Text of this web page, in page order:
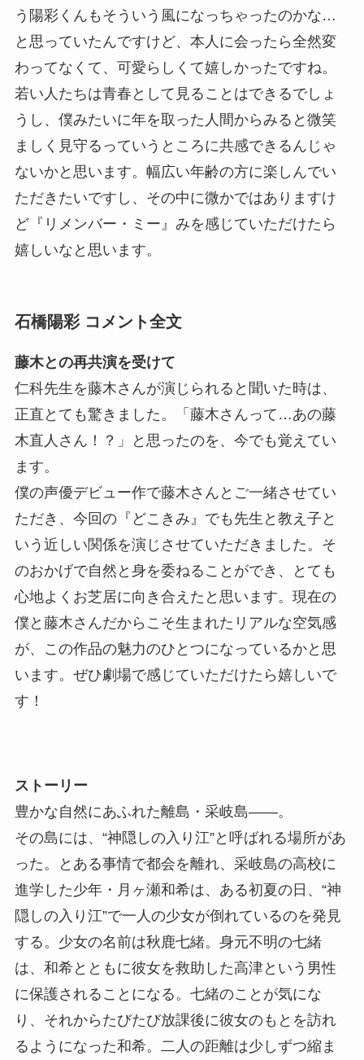
う陽彩くんもそういう風になっちゃったのかな…
と思っていたんですけど、本人に会ったら全然変
わってなくて、可愛らしくて嬉しかったですね。
若い人たちは青春として見ることはできるでしょ
うし、僕みたいに年を取った人間からみると微笑
ましく見守るっていうところに共感できるんじゃ
ないかと思います。幅広い年齢の方に楽しんでい
ただきたいですし、その中に微かではありますけ
ど『リメンバー・ミー』みを感じていただけたら
嬉しいなと思います。
石橋陽彩 コメント全文
藤木との再共演を受けて
仁科先生を藤木さんが演じられると聞いた時は、
正直とても驚きました。「藤木さんって…あの藤
木直人さん！？」と思ったのを、今でも覚えてい
ます。
僕の声優デビュー作で藤木さんとご一緒させてい
ただき、今回の『どこきみ』でも先生と教え子と
いう近しい関係を演じさせていただきました。そ
のおかげで自然と身を委ねることができ、とても
心地よくお芝居に向き合えたと思います。現在の
僕と藤木さんだからこそ生まれたリアルな空気感
が、この作品の魅力のひとつになっているかと思
います。ぜひ劇場で感じていただけたら嬉しいで
す！
ストーリー
豊かな自然にあふれた離島・采岐島――。
その島には、“神隠しの入り江”と呼ばれる場所があ
った。とある事情で都会を離れ、采岐島の高校に
進学した少年・月ヶ瀬和希は、ある初夏の日、“神
隠しの入り江”で一人の少女が倒れているのを発見
する。少女の名前は秋鹿七緒。身元不明の七緒
は、和希とともに彼女を救助した高津という男性
に保護されることになる。七緒のことが気にな
り、それからたびたび放課後に彼女のもとを訪れ
るようになった和希。二人の距離は少しずつ縮ま